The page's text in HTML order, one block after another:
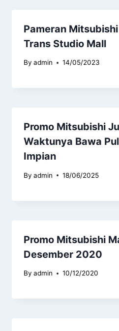
Pameran
Trans Studio Mall
By admin 14/05/2023
Promo Mitsubishi
Waktunya Bawa
Impian
By admin 18/06/2025
Promo Mitsubishi
Desember 2020
By admin 10/12/2020